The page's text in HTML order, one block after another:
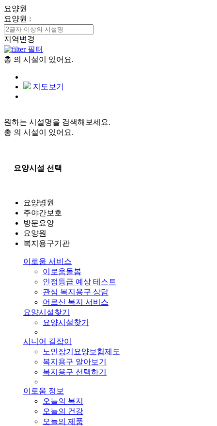
요양원
요양원 :
지역변경
필터
총 의 시설이 있어요.
지도보기
원하는 시설명을 검색해보세요.
총 의 시설이 있어요.
요양시설 선택
요양병원
주야간보호
방문요양
요양원
복지용구기관
이로움 서비스
이로움돌봄
인정등급 예상 테스트
관심 복지용구 상담
어르신 복지 서비스
요양시설찾기
요양시설찾기
시니어 길잡이
노인장기요양보험제도
복지용구 알아보기
복지용구 선택하기
이로움 정보
오늘의 복지
오늘의 건강
오늘의 제품